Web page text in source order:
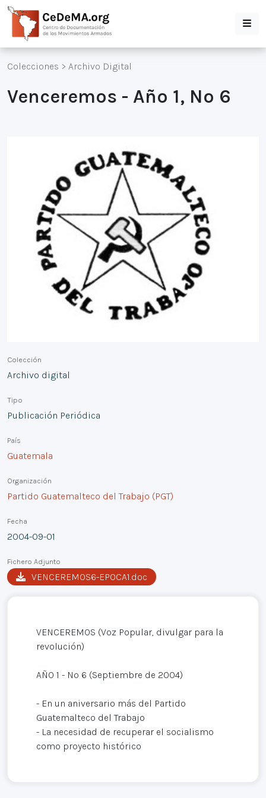
Colecciones > Archivo Digital
Venceremos - Año 1, Nº 6
Colección
Archivo digital
Tipo
Publicación Periódica
País
Guatemala
Organización
Partido Guatemalteco del Trabajo (PGT)
Fecha
2004-09-01
Fichero Adjunto
VENCEREMOS6-EPOCA1.doc
VENCEREMOS (Voz Popular, divulgar para la
revolución)
AÑO 1 - Nº 6 (Septiembre de 2004)
- En un aniversario más del Partido
Guatemalteco del Trabajo
- La necesidad de recuperar el socialismo
como proyecto histórico